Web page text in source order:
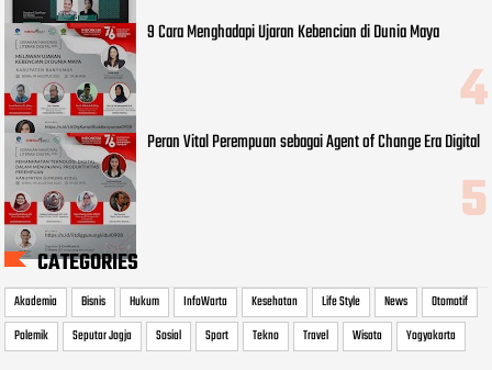
9 Cara Menghadapi Ujaran Kebencian di Dunia Maya
Peran Vital Perempuan sebagai Agent of Change Era Digital
CATEGORIES
Akademia Bisnis Hukum InfoWarta Kesehatan Life Style News
Otomotif
Polemik
Seputar Jogja Sosial Sport Tekno Travel Wisata Yogyakarta